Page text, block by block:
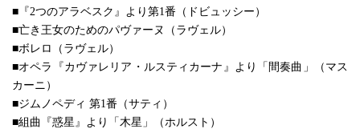
■『2つのアラベスク』より第1番（ドビュッシー）
■亡き王女のためのパヴァーヌ（ラヴェル）
■ボレロ（ラヴェル）
■オペラ『カヴァレリア・ルスティカーナ』より「間奏曲」（マス
カーニ）
■ジムノペディ 第1番（サティ）
■組曲『惑星』より「木星」（ホルスト）